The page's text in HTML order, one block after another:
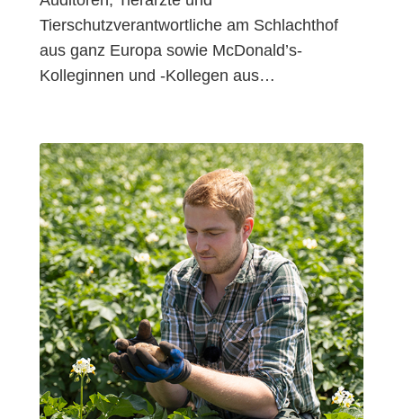
Tierschutzverantwortliche am Schlachthof
aus ganz Europa sowie McDonald’s-
Kolleginnen und -Kollegen aus…